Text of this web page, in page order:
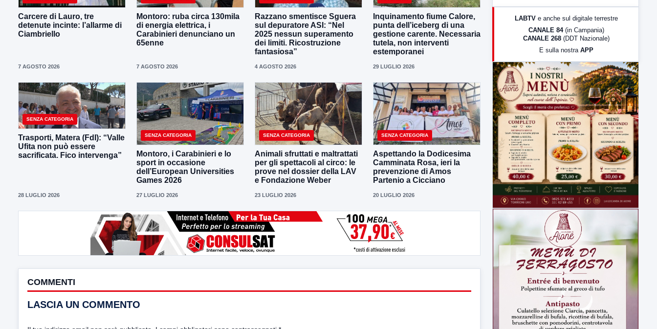
Carcere di Lauro, tre
detenute incinte: l’allarme di
Ciambriello
7 AGOSTO 2026
Montoro: ruba circa 130mila
di energia elettrica, i
Carabinieri denunciano un
65enne
7 AGOSTO 2026
Razzano smentisce Sguera
sul depuratore ASI: “Nel
2025 nessun superamento
dei limiti. Ricostruzione
fantasiosa”
4 AGOSTO 2026
Inquinamento fiume Calore,
punta dell’iceberg di una
gestione carente. Necessaria
tutela, non interventi
estemporanei
29 LUGLIO 2026
SENZA CATEGORIA
Trasporti, Matera (FdI): “Valle
Ufita non può essere
sacrificata. Fico intervenga”
28 LUGLIO 2026
SENZA CATEGORIA
Montoro, i Carabinieri e lo
sport in occasione
dell’European Universities
Games 2026
27 LUGLIO 2026
SENZA CATEGORIA
Animali sfruttati e maltrattati
per gli spettacoli al circo: le
prove nel dossier della LAV
e Fondazione Weber
23 LUGLIO 2026
SENZA CATEGORIA
Aspettando la Dodicesima
Camminata Rosa, ieri la
prevenzione di Amos
Partenio a Cicciano
20 LUGLIO 2026
COMMENTI
LASCIA UN COMMENTO
LabNews (Diretta)
23:00 LabNews (replica)
LABTV e anche sul digitale terrestre
CANALE 84 (in Campania)
CANALE 268 (DDT Nazionale)
E sulla nostra APP